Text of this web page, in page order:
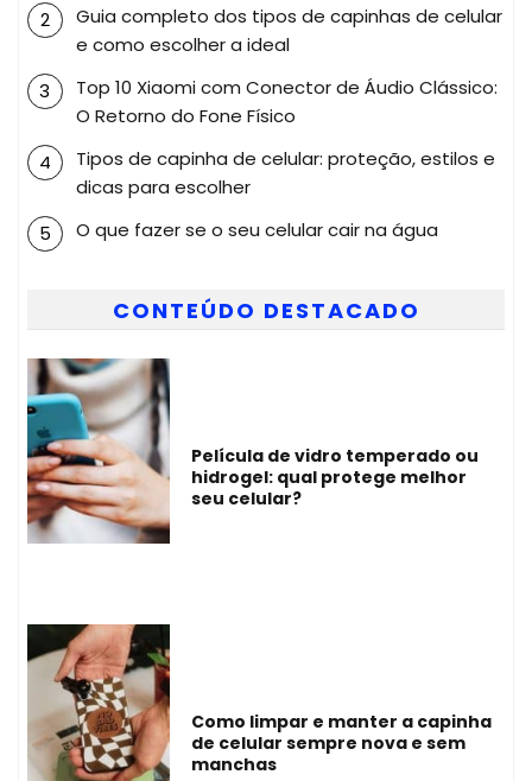
Guia completo dos tipos de capinhas de celular
e como escolher a ideal
Top 10 Xiaomi com Conector de Áudio Clássico:
O Retorno do Fone Físico
Tipos de capinha de celular: proteção, estilos e
dicas para escolher
O que fazer se o seu celular cair na água
CONTEÚDO DESTACADO
Película de vidro temperado ou
hidrogel: qual protege melhor
seu celular?
Como limpar e manter a capinha
de celular sempre nova e sem
manchas